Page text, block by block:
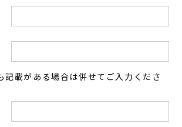
載がある場合は併せてご入力くださ